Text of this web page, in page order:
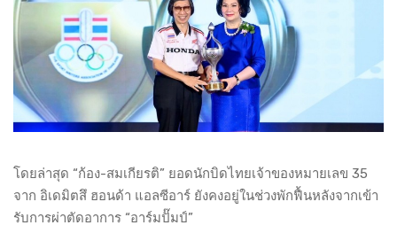
โดยล่าสุด “ก้อง-สมเกียรติ” ยอดนักบิดไทยเจ้าของหมายเลข 35
จาก อิเดมิตสึ ฮอนด้า แอลซีอาร์ ยังคงอยู่ในช่วงพักฟื้นหลังจากเข้า
รับการผ่าตัดอาการ “อาร์มปั๊มป์”